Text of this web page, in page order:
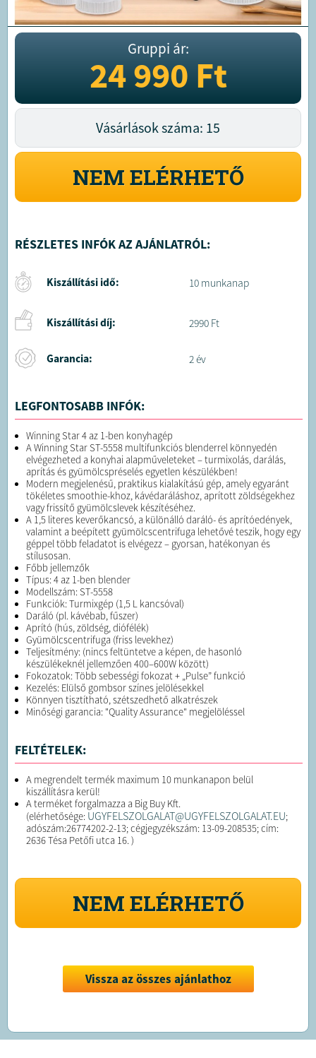
Gruppi ár:
24 990Ft
Vásárlások száma: 15
NEM ELÉRHETŐ
RÉSZLETES INFÓK AZ AJÁNLATRÓL:
Kiszállítási idő: 10 munkanap
Kiszállítási díj: 2990 Ft
Garancia: 2 év
LEGFONTOSABB INFÓK:
Winning Star 4 az 1-ben konyhagép
A Winning Star ST-5558 multifunkciós blenderrel könnyedén
elvégezheted a konyhai alapműveleteket – turmixolás, darálás,
aprítás és gyümölcspréselés egyetlen készülékben!
Modern megjelenésű, praktikus kialakítású gép, amely egyaránt
tökéletes smoothie-khoz, kávédaráláshoz, aprított zöldségekhez
vagy frissítő gyümölcslevek készítéséhez.
A 1,5 literes keverőkancsó, a különálló daráló- és aprítóedények,
valamint a beépített gyümölcscentrifuga lehetővé teszik, hogy egy
géppel több feladatot is elvégezz – gyorsan, hatékonyan és
stílusosan.
Főbb jellemzők
Típus: 4 az 1-ben blender
Modellszám: ST-5558
Funkciók: Turmixgép (1,5 L kancsóval)
Daráló (pl. kávébab, fűszer)
Aprító (hús, zöldség, diófélék)
Gyümölcscentrifuga (friss levekhez)
Teljesítmény: (nincs feltüntetve a képen, de hasonló
készülékeknél jellemzően 400–600W között)
Fokozatok: Több sebességi fokozat + „Pulse” funkció
Kezelés: Elülső gombsor színes jelölésekkel
Könnyen tisztítható, szétszedhető alkatrészek
Minőségi garancia: "Quality Assurance" megjelöléssel
FELTÉTELEK:
A megrendelt termék maximum 10 munkanapon belül
kiszállításra kerül!
A terméket forgalmazza a Big Buy Kft.
(elérhetősége: UGYFELSZOLGALAT@UGYFELSZOLGALAT.EU;
adószám:26774202-2-13; cégjegyzékszám: 13-09-208535; cím:
2636 Tésa Petőfi utca 16. )
NEM ELÉRHETŐ
Vissza az összes ajánlathoz